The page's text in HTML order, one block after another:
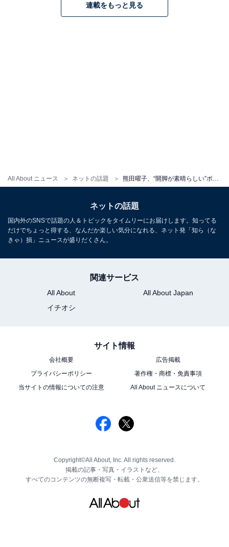
All About ニュース ネットの話題
連載をもっと見る
ネットの話題
国内外のSNSで話題の人＆トピックをタイムリーにお届けします。知ってる
だけでちょっと得する、なんだか楽しい気分になれる、ネット発「知ら（な
きゃ）損」ニュースが盛りだくさん。
関連サービス
All About
All About Japan
イチオシ
サイト情報
会社概要
広告掲載
プライバシーポリシー
著作権・商標・免責事項
当サイトの情報についての注意
All About ニュースについて
Copyright©All About, Inc. All rights reserved.
掲載の記事・写真・イラストなど、
すべてのコンテンツの無断複写・転載・公衆送信等を禁じます。